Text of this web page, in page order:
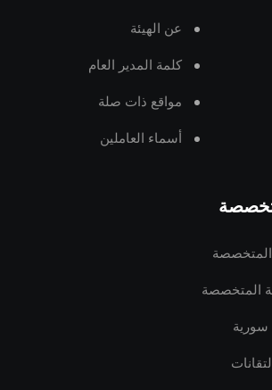
عن الهيئة
كلمة المدير العام
مواقع ذات صلة
أسماء العاملين
المتخصصة
المتخصصة
سورية